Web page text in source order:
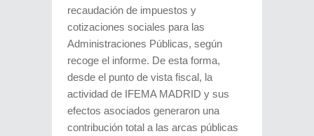
recaudación de impuestos y
cotizaciones sociales para las
Administraciones Públicas, según
recoge el informe. De esta forma,
desde el punto de vista fiscal, la
actividad de IFEMA MADRID y sus
efectos asociados generaron una
contribución total a las arcas públicas